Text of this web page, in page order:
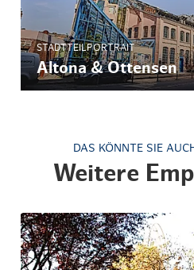
STADTTEILPORTRAIT
Altona & Ottensen
DAS KÖNNTE SIE
Weitere